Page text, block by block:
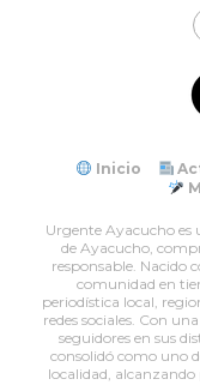
Inicio
Urgente Ayacucho es
de Ayacucho,
responsable. Nacido
comunidad en
periodística local,
redes sociales. Con
seguidores en sus
consolidó como uno
localidad, alcanzando